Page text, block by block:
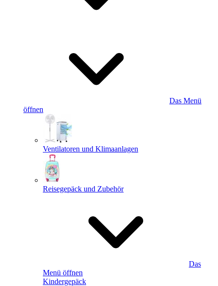
Das Menü
öffnen
Ventilatoren und Klimaanlagen
Reisegepäck und Zubehör
Das
Menü öffnen
Kindergepäck